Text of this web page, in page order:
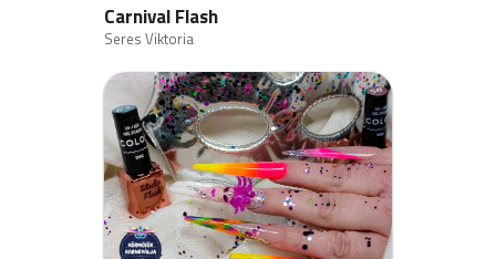
Carnival Flash
Seres Viktoria